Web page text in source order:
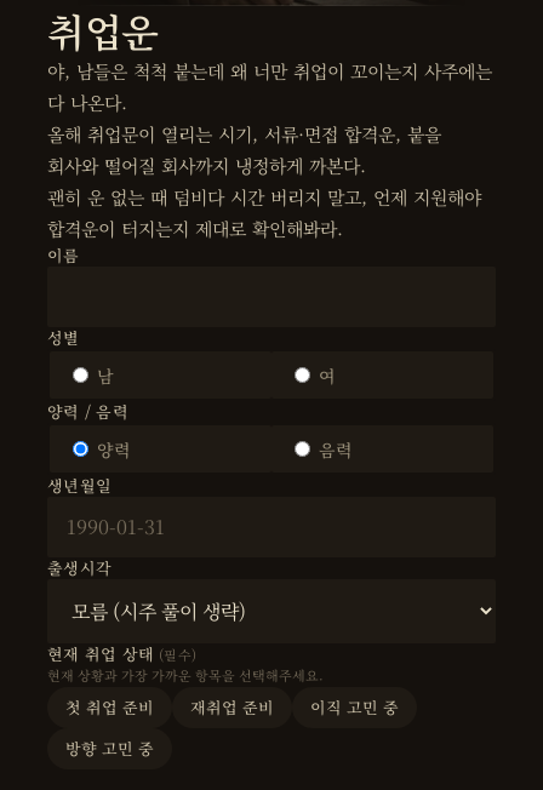
취업운
야, 남들은 척척 붙는데 왜 너만 취업이 꼬이는지 사주에는
다 나온다.
올해 취업문이 열리는 시기, 서류·면접 합격운, 붙을
회사와 떨어질 회사까지 냉정하게 까본다.
괜히 운 없는 때 덤비다 시간 버리지 말고, 언제 지원해야
합격운이 터지는지 제대로 확인해봐라.
이름
성별
남 여
양력 / 음력
양력 음력
생년월일
출생시각
현재 취업 상태 (필수)
현재 상황과 가장 가까운 항목을 선택해주세요.
첫 취업 준비 재취업 준비
이직 고민 중
방향 고민 중